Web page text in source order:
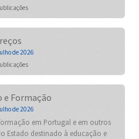
de 2026
e Formação
de 2026
em Portugal e em outros
Estado destinado à educação e